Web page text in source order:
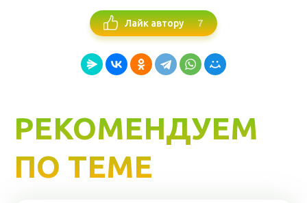
Лайк автору 7
РЕКОМЕНДУЕМ
ПО ТЕМЕ